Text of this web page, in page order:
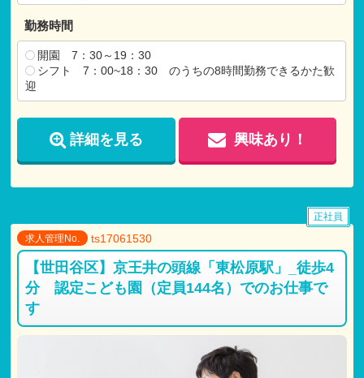
勤務時間
開園 7：30～19：30
シフト 7：00~18：30 のうちの8時間勤務できるかた歓
迎
詳細を見る 興味あり！
求人管理No. ts17061530
【世田谷区】京王井の頭線「東松原駅」_徒歩4
分 認定こども園（定員144名）でのお仕事で
す
正社員